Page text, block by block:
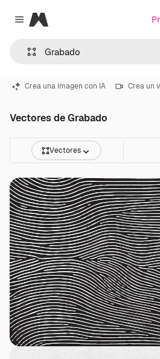
Close menu
Magnific
Crea una imagen con IA Crea un
Vectores de Grabado
Vectores